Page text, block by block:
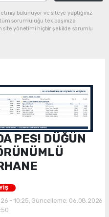
bulunuyor ve siteye yaptığınız
sorumluluğu tek başınıza
site yönetimi hiçbir şekilde sorumlu
PES! DÜĞÜN
- 10:25, Güncelleme: 06.08.2026